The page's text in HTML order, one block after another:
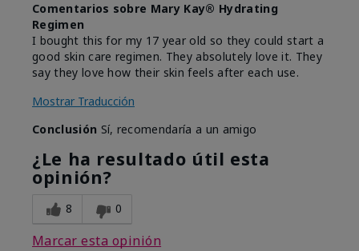
Comentarios sobre Mary Kay® Hydrating
Regimen
I bought this for my 17 year old so they could start a
good skin care regimen. They absolutely love it. They
say they love how their skin feels after each use.
Mostrar Traducción
Conclusión Sí, recomendaría a un amigo
¿Le ha resultado útil esta
opinión?
8 0
Marcar esta opinión